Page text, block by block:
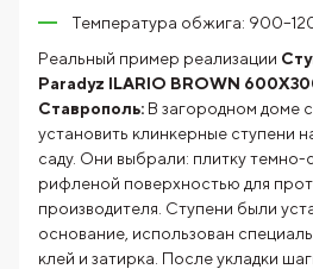
Температура обжига:
Реальный пример реализации
Paradyz ILARIO BROWN
Ставрополь: В загородном доме
установить клинкерные ступени
саду. Они выбрали: плитку темно-
рифленой поверхностью для
производителя. Ступени были
основание, использован
клей и затирка. После укладки